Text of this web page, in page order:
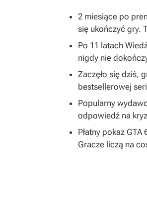
2 miesiące po
się ukończyć gry.
Po 11 latach
nigdy nie
Zaczęło się dziś,
bestsellerowej
Popularny
odpowiedź na
Płatny pokaz
Gracze liczą na